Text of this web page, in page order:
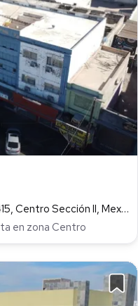
Calle José María Morelos Y Pavón 415, Centro Sección II, Mexicali
en zona Centro